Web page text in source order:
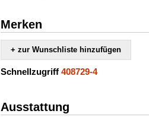
Merken
+ zur Wunschliste hinzufügen
Schnellzugriff 408729-4
Ausstattung